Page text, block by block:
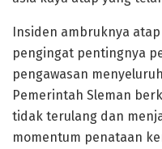
Insiden ambruknya
pengingat pentingnya
pengawasan
Pemerintah Sleman
tidak terulang dan
momentum penataan